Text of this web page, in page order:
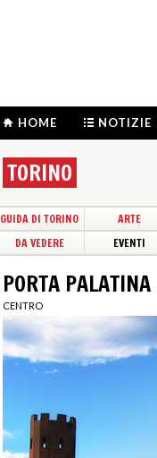
HOME NOTIZIE
TORINO
GUIDA DI TORINO ARTE
DA VEDERE
EVENTI
PORTA PALATINA
CENTRO